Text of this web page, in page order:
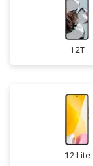
12T
12 Lite